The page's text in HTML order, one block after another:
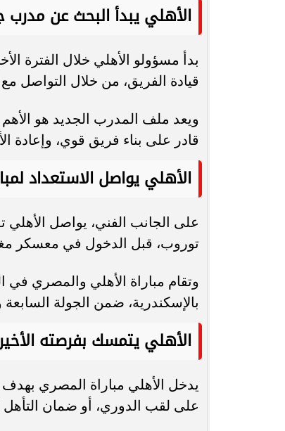
الأهلي يبدأ البحث عن مدرب
بدأ مسؤولو الأهلي خلال الفترة
قيادة الفريق، من خلال التواصل
ويعد ملف المدرب الجديد هو الأهم
قادر على بناء فريق قوي، وإعادة
الأهلي يواصل الاستعداد
على الجانب الفني، يواصل الأهلي
توروب، قبل الدخول في معسكر
وتقام مباراة الأهلي والمصري في
بالإسكندرية، ضمن الجولة
الأهلي يتمسك بفرصته
يدخل الأهلي مباراة المصري
على لقب الدوري، أو ضمان التأهل